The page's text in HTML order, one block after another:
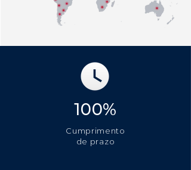
100%
Cumprimento
de prazo